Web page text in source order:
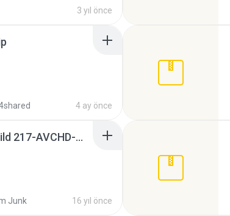
3 yıl önce
4 ay önce
Sony Vegas Pro 8.0b Build 217-AVCHD-MPG-AC3 FIXED.7z
Junk 16 yıl önce